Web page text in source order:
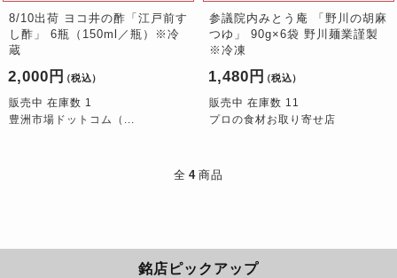
8/10出荷 ヨコ井の酢「江戸前す
し酢」 6瓶（150ml／瓶）※冷
蔵
2,000円 （税込）
販売中 在庫数 1
豊洲市場ドットコム（...
参議院内みとう庵 「野川の胡麻
つゆ」 90g×6袋 野川麺業謹製
※冷凍
1,480円 （税込）
販売中 在庫数 11
プロの食材お取り寄せ店
全 4 商品
銘店ピックアップ